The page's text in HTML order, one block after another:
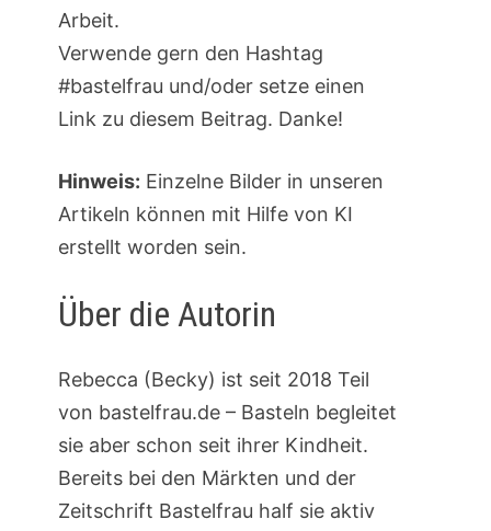
Arbeit.
Verwende gern den Hashtag
#bastelfrau und/oder setze einen
Link zu diesem Beitrag. Danke!
Hinweis: Einzelne Bilder in unseren
Artikeln können mit Hilfe von KI
erstellt worden sein.
Über die Autorin
Rebecca (Becky) ist seit 2018 Teil
von bastelfrau.de – Basteln begleitet
sie aber schon seit ihrer Kindheit.
Bereits bei den Märkten und der
Zeitschrift Bastelfrau half sie aktiv